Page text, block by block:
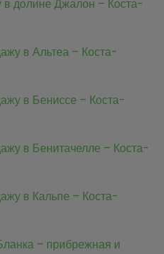
долине Джалон – Коста-
в Альтеа – Коста-
в Бениссе – Коста-
в Бенитачелле – Коста-
в Кальпе – Коста-
– прибрежная и